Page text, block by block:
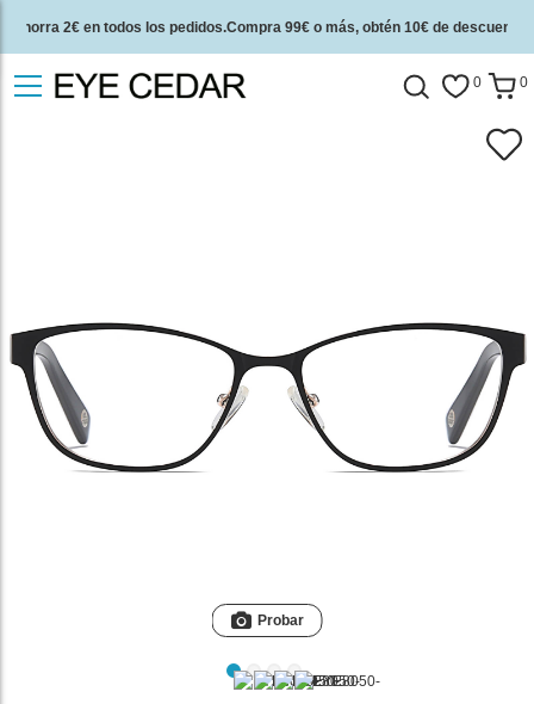
Ahorra 2€ en todos los pedidos.Compra 99€ o más, obtén 10€ de descuento.
2 años de garantía de calidad y 30 días de garantía de devolución del dinero.
0 0
Probar